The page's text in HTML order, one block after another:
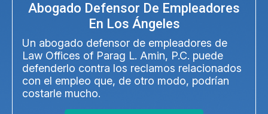
Abogado Defensor De Empleadores
En Los Ángeles
Un abogado defensor de empleadores de
Law Offices of Parag L. Amin, P.C. puede
defenderlo contra los reclamos relacionados
con el empleo que, de otro modo, podrían
costarle mucho.